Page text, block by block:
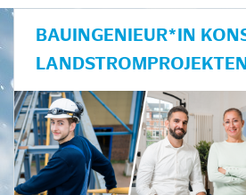
BAUINGENIEUR*IN